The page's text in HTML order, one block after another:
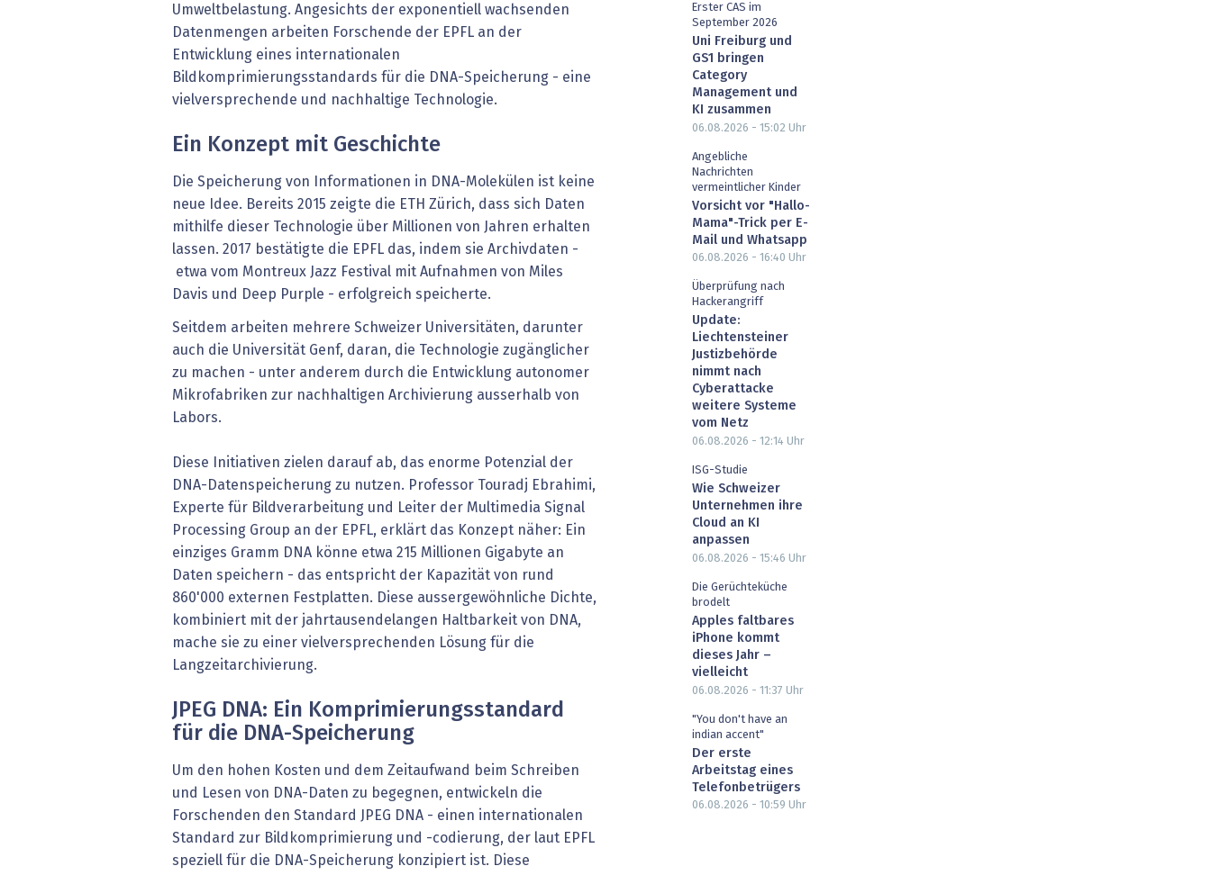
Umweltbelastung. Angesichts der exponentiell wachsenden
Datenmengen arbeiten Forschende der EPFL an der
Entwicklung eines internationalen
Bildkomprimierungsstandards für die DNA-Speicherung - eine
vielversprechende und nachhaltige Technologie.
Ein Konzept mit Geschichte
Die Speicherung von Informationen in DNA-Molekülen ist keine
neue Idee. Bereits 2015 zeigte die ETH Zürich, dass sich Daten
mithilfe dieser Technologie über Millionen von Jahren erhalten
lassen. 2017 bestätigte die EPFL das, indem sie Archivdaten -
etwa vom Montreux Jazz Festival mit Aufnahmen von Miles
Davis und Deep Purple - erfolgreich speicherte.
Seitdem arbeiten mehrere Schweizer Universitäten, darunter
auch die Universität Genf, daran, die Technologie zugänglicher
zu machen - unter anderem durch die Entwicklung autonomer
Mikrofabriken zur nachhaltigen Archivierung ausserhalb von
Labors.
Diese Initiativen zielen darauf ab, das enorme Potenzial der
DNA-Datenspeicherung zu nutzen. Professor Touradj Ebrahimi,
Experte für Bildverarbeitung und Leiter der Multimedia Signal
Processing Group an der EPFL, erklärt das Konzept näher: Ein
einziges Gramm DNA könne etwa 215 Millionen Gigabyte an
Daten speichern - das entspricht der Kapazität von rund
860'000 externen Festplatten. Diese aussergewöhnliche Dichte,
kombiniert mit der jahrtausendelangen Haltbarkeit von DNA,
mache sie zu einer vielversprechenden Lösung für die
Langzeitarchivierung.
JPEG DNA: Ein Komprimierungsstandard
für die DNA-Speicherung
Um den hohen Kosten und dem Zeitaufwand beim Schreiben
und Lesen von DNA-Daten zu begegnen, entwickeln die
Forschenden den Standard JPEG DNA - einen internationalen
Standard zur Bildkomprimierung und -codierung, der laut EPFL
speziell für die DNA-Speicherung konzipiert ist. Diese
Erster CAS im
September 2026
Uni Freiburg und
GS1 bringen
Category
Management und
KI zusammen
06.08.2026 - 15:02 Uhr
Angebliche
Nachrichten
vermeintlicher Kinder
Vorsicht vor "Hallo-
Mama"-Trick per E-
Mail und Whatsapp
06.08.2026 - 16:40 Uhr
Überprüfung nach
Hackerangriff
Update:
Liechtensteiner
Justizbehörde
nimmt nach
Cyberattacke
weitere Systeme
vom Netz
06.08.2026 - 12:14 Uhr
ISG-Studie
Wie Schweizer
Unternehmen ihre
Cloud an KI
anpassen
06.08.2026 - 15:46 Uhr
Die Gerüchteküche
brodelt
Apples faltbares
iPhone kommt
dieses Jahr –
vielleicht
06.08.2026 - 11:37 Uhr
"You don't have an
indian accent"
Der erste
Arbeitstag eines
Telefonbetrügers
06.08.2026 - 10:59 Uhr